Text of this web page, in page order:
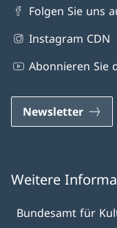
Folgen Sie uns
Instagram CDN
Abonnieren Sie
Newsletter
Weitere
Bundesamt für